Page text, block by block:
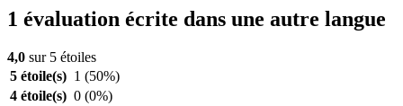
1 évaluation écrite dans une autre langue
4,0 sur 5 étoiles
5 étoile(s) 1 (50%)
4 étoile(s) 0 (0%)